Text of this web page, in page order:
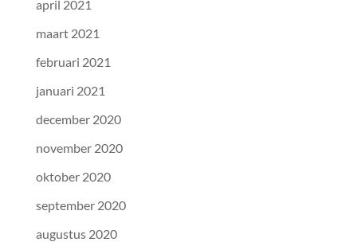
april 2021
maart 2021
februari 2021
januari 2021
december 2020
november 2020
oktober 2020
september 2020
augustus 2020